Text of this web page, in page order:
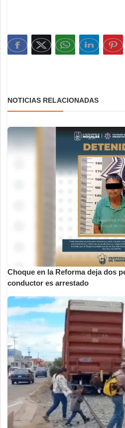
NOTICIAS RELACIONADAS
Choque en la Reforma deja dos
conductor es arrestado